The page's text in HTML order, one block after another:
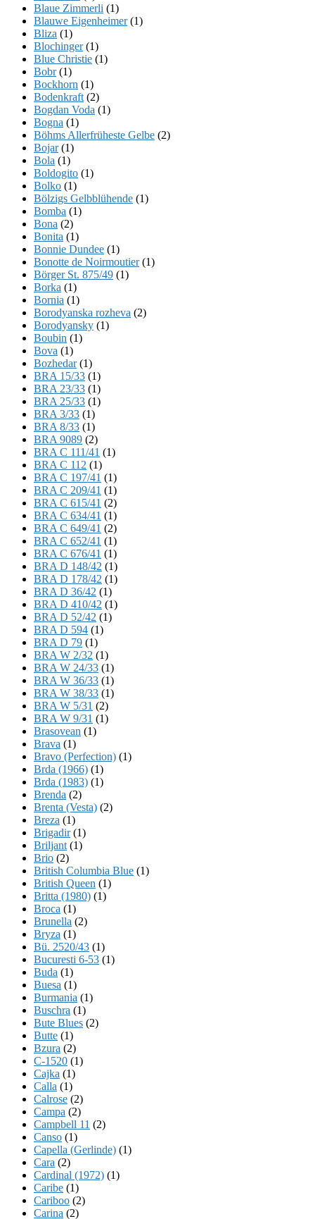
Blaue Zimmerli (1)
Blauwe Eigenheimer(1)
Bliza (1)
Blochinger(1)
Blue Christie (1)
Bobr(1)
Bockhorn (1)
Bodenkraft (2)
Bogdan Voda (1)
Bogna (1)
Böhms Allerfrüheste Gelbe (2)
Bojar(1)
Bola (1)
Boldogito (1)
Bolko (1)
Bölzigs Gelbblühende (1)
Bomba (1)
Bona (2)
Bonita (1)
Bonnie Dundee (1)
Bonotte de Noirmoutier(1)
Börger St. 875/49 (1)
Borka (1)
Bornia (1)
Borodyanska rozheva (2)
Borodyansky (1)
Boubin (1)
Bova (1)
Bozhedar(1)
BRA 15/33 (1)
BRA 23/33 (1)
BRA 25/33 (1)
BRA 3/33 (1)
BRA 8/33 (1)
BRA 9089 (2)
BRA C 111/41 (1)
BRA C 112 (1)
BRA C 197/41 (1)
BRA C 209/41 (1)
BRA C 615/41 (2)
BRA C 634/41 (1)
BRA C 649/41 (2)
BRA C 652/41 (1)
BRA C 676/41 (1)
BRA D 148/42 (1)
BRA D 178/42 (1)
BRA D 36/42 (1)
BRA D 410/42 (1)
BRA D 52/42 (1)
BRA D 594 (1)
BRA D 79 (1)
BRA W 2/32 (1)
BRA W 24/33 (1)
BRA W 36/33 (1)
BRA W 38/33 (1)
BRA W 5/31 (2)
BRA W 9/31 (1)
Brasovean (1)
Brava (1)
Bravo (Perfection) (1)
Brda (1966) (1)
Brda (1983) (1)
Brenda (2)
Brenta (Vesta) (2)
Breza (1)
Brigadir(1)
Briljant (1)
Brio (2)
British Columbia Blue (1)
British Queen (1)
Britta (1980) (1)
Broca (1)
Brunella (2)
Bryza (1)
Bü. 2520/43 (1)
Bucuresti 6-53 (1)
Buda (1)
Buesa (1)
Burmania (1)
Buschra (1)
Bute Blues (2)
Butte (1)
Bzura (2)
C-1520 (1)
Cajka (1)
Calla (1)
Calrose (2)
Campa (2)
Campbell 11 (2)
Canso (1)
Capella (Gerlinde) (1)
Cara (2)
Cardinal (1972) (1)
Caribe (1)
Cariboo (2)
Carina (2)